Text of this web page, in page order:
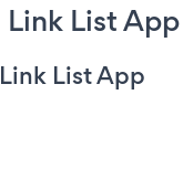
List
List App